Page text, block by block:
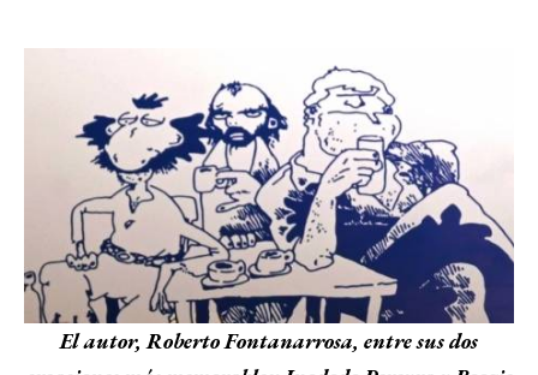
El autor, Roberto Fontanarrosa, entre sus dos